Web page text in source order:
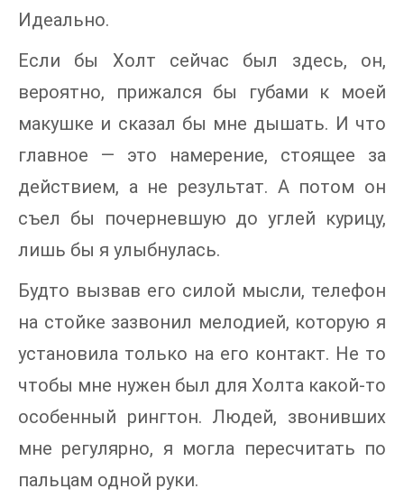
Идеально.
Если бы Холт сейчас был здесь, он,
вероятно, прижался бы губами к моей
макушке и сказал бы мне дышать. И что
главное — это намерение, стоящее за
действием, а не результат. А потом он
съел бы почерневшую до углей курицу,
лишь бы я улыбнулась.
Будто вызвав его силой мысли, телефон
на стойке зазвонил мелодией, которую я
установила только на его контакт. Не то
чтобы мне нужен был для Холта какой-то
особенный рингтон. Людей, звонивших
мне регулярно, я могла пересчитать по
пальцам одной руки.